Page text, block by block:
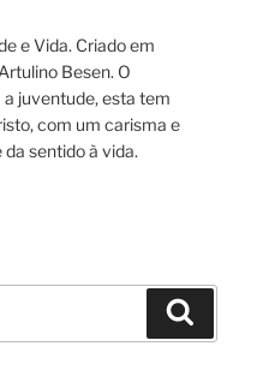
e Vida. Criado em
Besen. O
juventude, esta tem
com um carisma e
sentido à vida.